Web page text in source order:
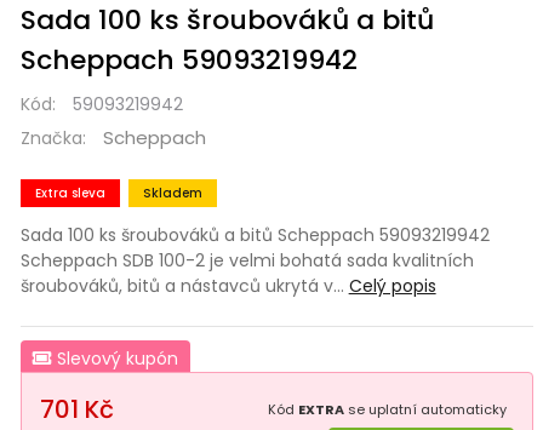
Sada 100 ks šroubováků a bitů
Scheppach 59093219942
Kód:
59093219942
Značka:
Scheppach
Extra sleva Skladem
Sada 100 ks šroubováků a bitů Scheppach 59093219942
Scheppach SDB 100-2 je velmi bohatá sada kvalitních
šroubováků, bitů a nástavců ukrytá v… Celý popis
Slevový kupón
701 Kč Kód EXTRA se uplatní automaticky